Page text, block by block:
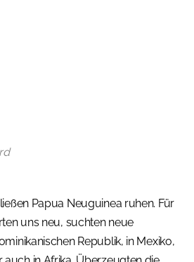
Papua Neuguinea ruhen. Für
uns neu, suchten neue
Republik, in Mexiko,